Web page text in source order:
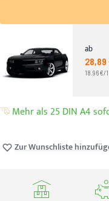
ab
28,89
18.96 €/
Mehr als 25 DIN A4
Zur Wunschliste